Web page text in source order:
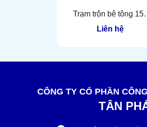
Trạm trộn bê tông
m3/h Tân Phát
Liên hệ
CÔNG TY CỔ PHẦN
TÂN